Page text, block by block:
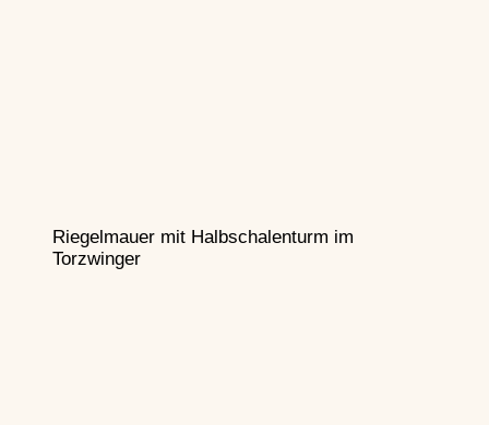
Riegelmauer mit Halbschalenturm im
Torzwinger